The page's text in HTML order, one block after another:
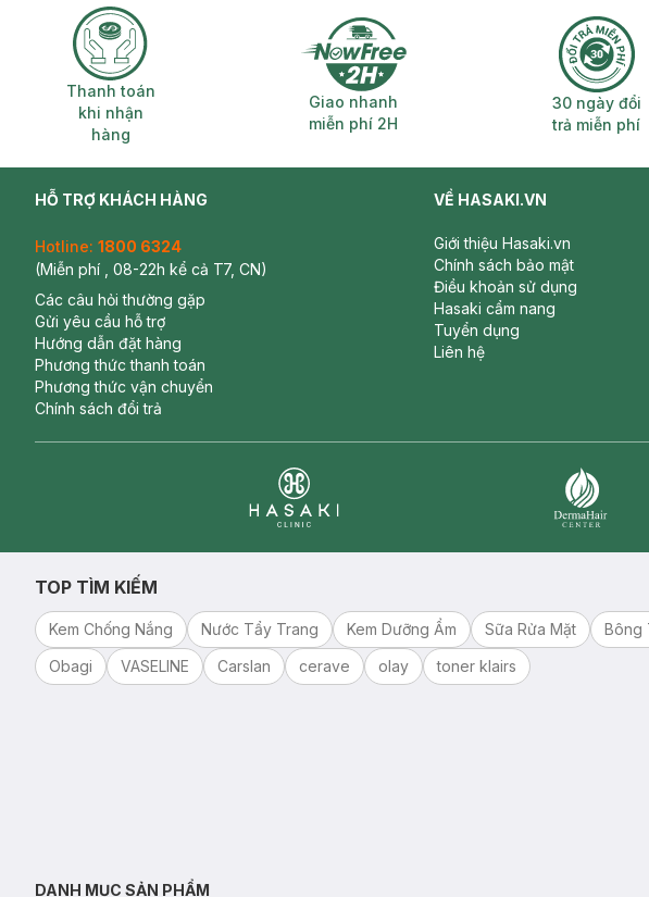
Thanh toán khi nhận hàng
Thanh toán
khi nhận
hàng
Giao nhanh miễn phí 2H
Giao nhanh
miễn phí 2H
30
30 ngày đổi
trả miễn phí
HỖ TRỢ KHÁCH HÀNG
Hotline: 1800 6324
(Miễn phí , 08-22h kể cả T7, CN)
Các câu hỏi thường gặp
Gửi yêu cầu hỗ trợ
Hướng dẫn đặt hàng
Phương thức thanh toán
Phương thức vận chuyển
Chính sách đổi trả
VỀ HASAKI.VN
Giới thiệu Hasaki.vn
Chính sách bảo mật
Điều khoản sử dụng
Hasaki cẩm nang
Tuyển dụng
Liên hệ
TOP TÌM KIẾM
Kem Chống Nắng Nước Tẩy Trang Kem Dưỡng Ẩm Sữa Rửa Mặt Bông
Obagi
VASELINE Carslan cerave olay toner klairs
DANH MỤC SẢN PHẨM